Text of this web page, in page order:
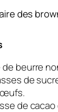
des
de beurre
de
de